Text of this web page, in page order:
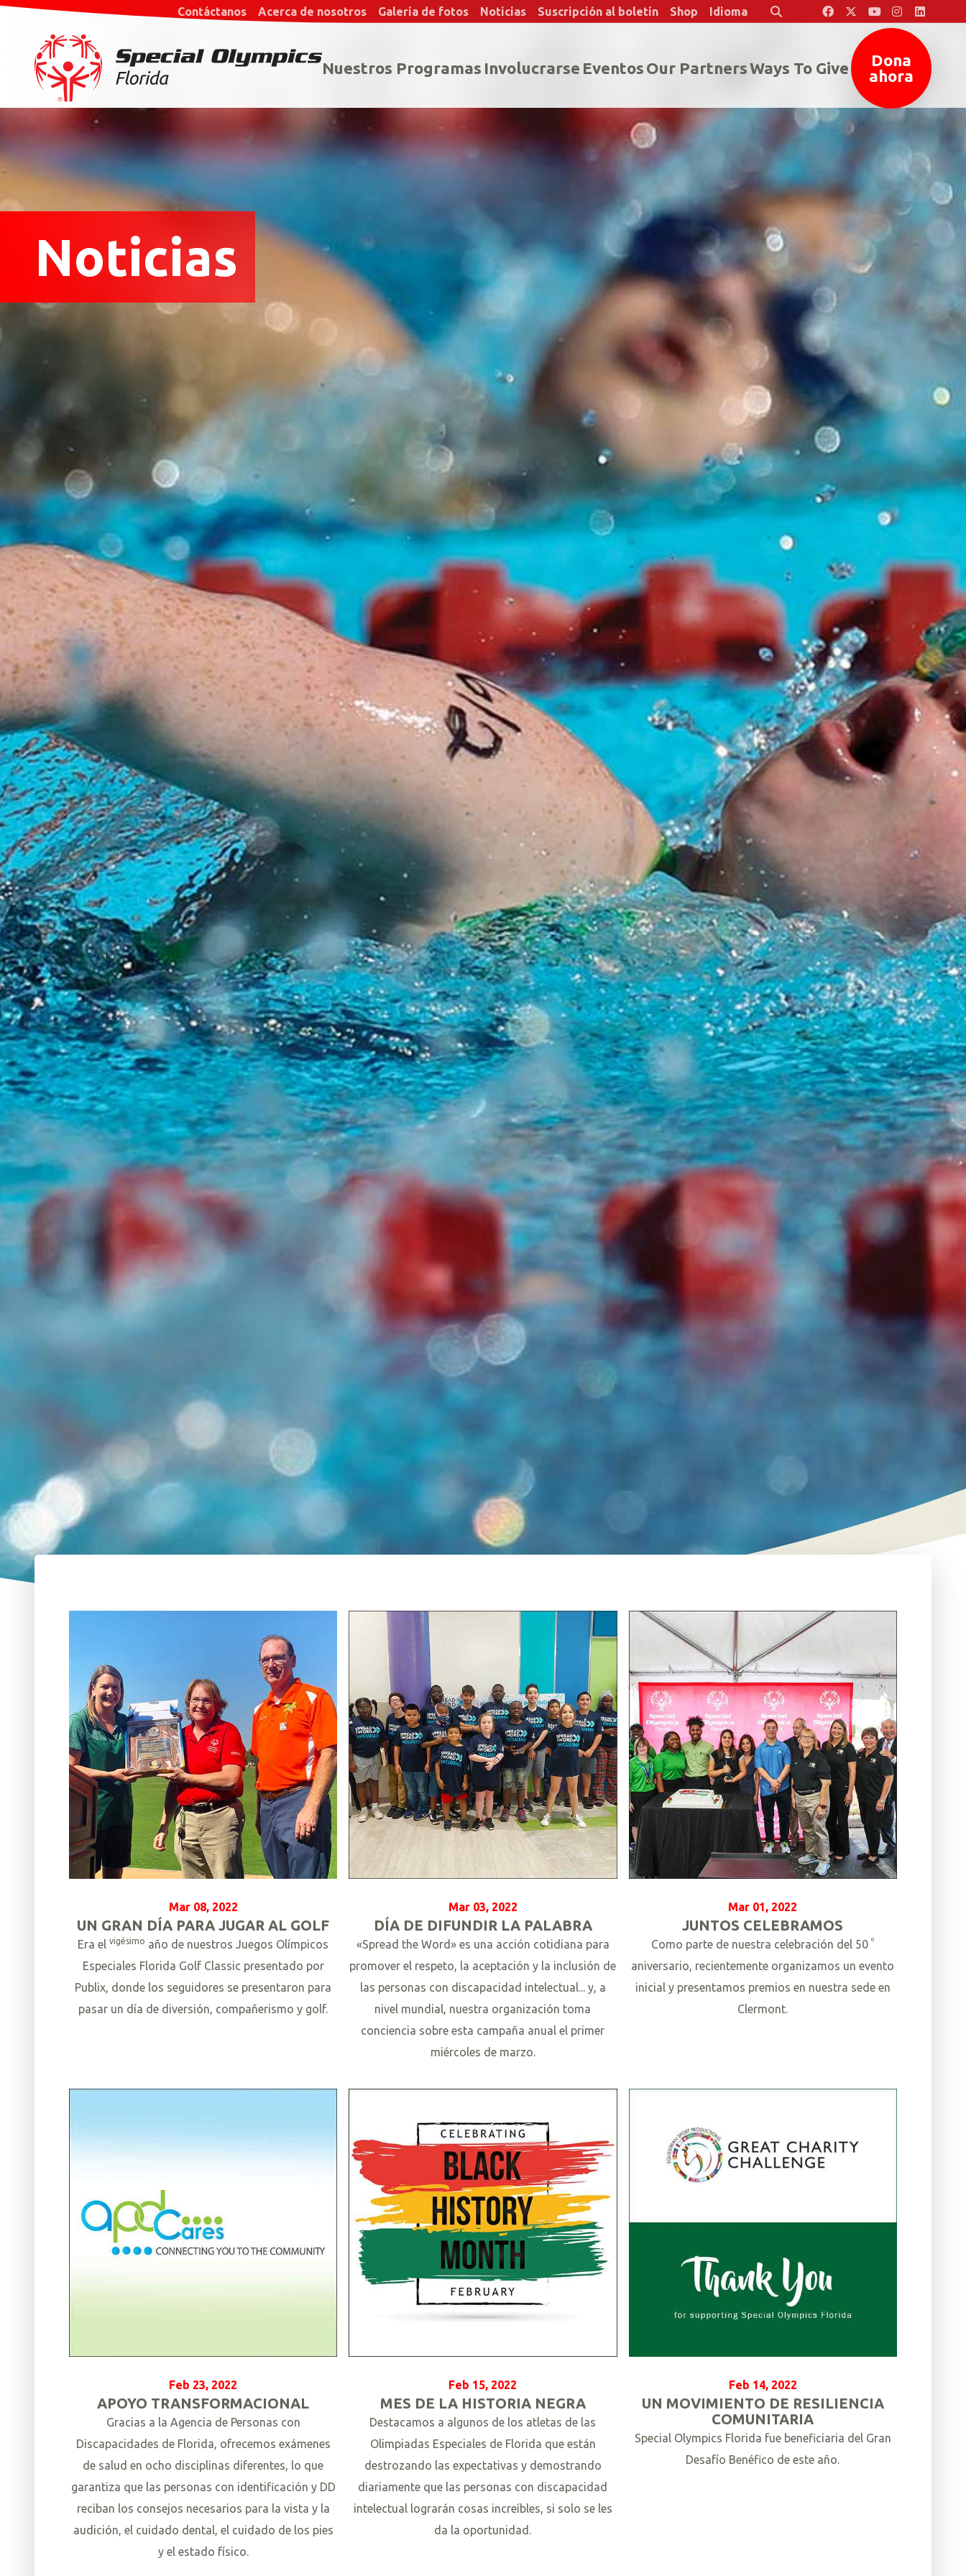
Nuestros Programas Involucrarse Eventos Our PartnersWays To Give
Dona
ahora
Contáctanos Acerca de nosotros Galería de fotos Noticias Suscripción al boletín Shop Idioma Buscar
Noticias
Mar 08, 2022
UN GRAN DÍA PARA JUGAR AL GOLF
Era elvigésimo año de nuestros Juegos Olímpicos
Especiales Florida Golf Classic presentado por
Publix, donde los seguidores se presentaron para
pasar un día de diversión, compañerismo y golf.
Mar 03, 2022
DÍA DE DIFUNDIR LA PALABRA
«Spread the Word» es una acción cotidiana para
promover el respeto, la aceptación y la inclusión de
las personas con discapacidad intelectual... y, a
nivel mundial, nuestra organización toma
conciencia sobre esta campaña anual el primer
miércoles de marzo.
L
r
m
s
Mar 01, 2022
JUNTOS CELEBRAMOS
Como parte de nuestra celebración del 50º
aniversario, recientemente organizamos un evento
inicial y presentamos premios en nuestra sede en
Clermont.
e
Feb 23, 2022
APOYO TRANSFORMACIONAL
Gracias a la Agencia de Personas con
Discapacidades de Florida, ofrecemos exámenes
de salud en ocho disciplinas diferentes, lo que
garantiza que las personas con identificación y DD
reciban los consejos necesarios para la vista y la
audición, el cuidado dental, el cuidado de los pies
y el estado físico.
Feb 15, 2022
MES DE LA HISTORIA NEGRA
Destacamos a algunos de los atletas de las
Olimpiadas Especiales de Florida que están
destrozando las expectativas y demostrando
diariamente que las personas con discapacidad
intelectual lograrán cosas increíbles, si solo se les
da la oportunidad.
Feb 14, 2022
UN MOVIMIENTO DE RESILIENCIA
COMUNITARIA
Special Olympics Florida fue beneficiaria del Gran
Desafío Benéfico de este año.